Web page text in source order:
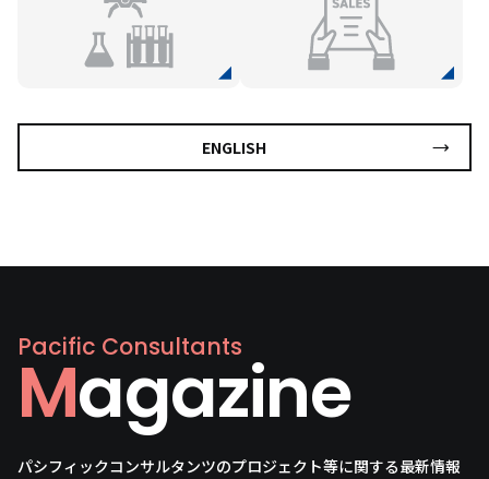
ENGLISH
Pacific Consultants
Magazine
パシフィックコンサルタンツのプロジェクト等に関する最新情報